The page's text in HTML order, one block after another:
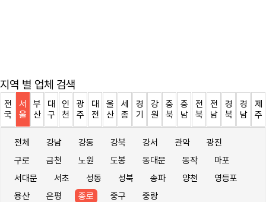
지역 별 업체 검색
전
국
서
울
부
산
대
구
인
천
광
주
대
전
울
산
세
종
경
기
강
원
충
북
충
남
전
북
전
남
경
북
경
남
제
주
전체 강남 강동 강북 강서 관악
광진
구로
금천 노원 도봉 동대문 동작
마포
서대문
서초 성동 성북 송파 양천
영등포
용산
은평 종로 중구 중랑